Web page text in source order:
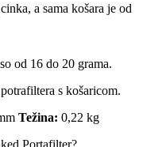
a sama košara je od
od 16 do 20 grama.
s košaricom.
Težina: 0,22 kg
Portafilter?